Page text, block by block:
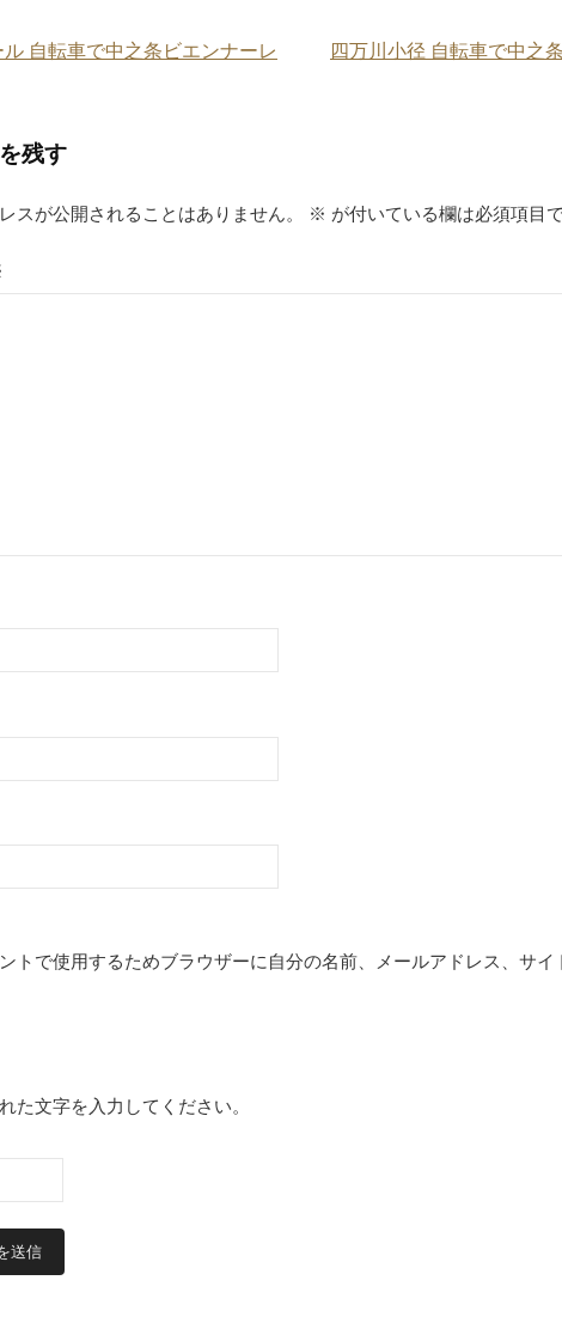
自転車で中之条ビエンナーレ
四万川小径 自転車で中之
残す
スが公開されることはありません。 ※ が付いている欄は必須項目
トで使用するためブラウザーに自分の名前、メールアドレス、サイ
た文字を入力してください。